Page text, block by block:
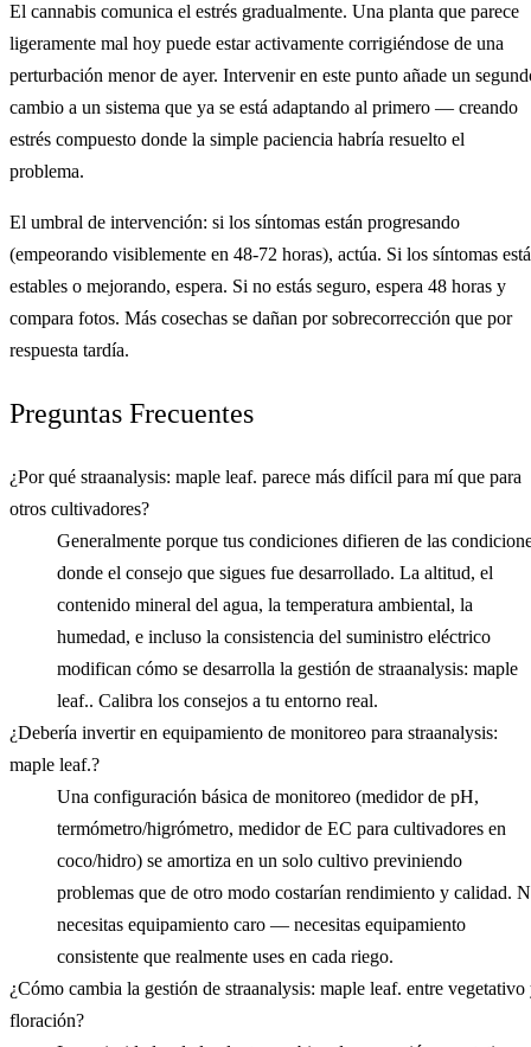
El cannabis comunica el estrés gradualmente. Una planta que parece
ligeramente mal hoy puede estar activamente corrigiéndose de una
perturbación menor de ayer. Intervenir en este punto añade un
cambio a un sistema que ya se está adaptando al primero — creando
estrés compuesto donde la simple paciencia habría resuelto el
problema.
El umbral de intervención: si los síntomas están progresando
(empeorando visiblemente en 48-72 horas), actúa. Si los síntomas
estables o mejorando, espera. Si no estás seguro, espera 48 horas y
compara fotos. Más cosechas se dañan por sobrecorrección que por
respuesta tardía.
Preguntas Frecuentes
¿Por qué straanalysis: maple leaf. parece más difícil para mí que para
otros cultivadores?
Generalmente porque tus condiciones difieren de las
donde el consejo que sigues fue desarrollado. La altitud, el
contenido mineral del agua, la temperatura ambiental, la
humedad, e incluso la consistencia del suministro eléctrico
modifican cómo se desarrolla la gestión de straanalysis: maple
leaf.. Calibra los consejos a tu entorno real.
¿Debería invertir en equipamiento de monitoreo para straanalysis:
maple leaf.?
Una configuración básica de monitoreo (medidor de pH,
termómetro/higrómetro, medidor de EC para cultivadores en
coco/hidro) se amortiza en un solo cultivo previniendo
problemas que de otro modo costarían rendimiento y calidad.
necesitas equipamiento caro — necesitas equipamiento
consistente que realmente uses en cada riego.
¿Cómo cambia la gestión de straanalysis: maple leaf. entre vegetativo
floración?